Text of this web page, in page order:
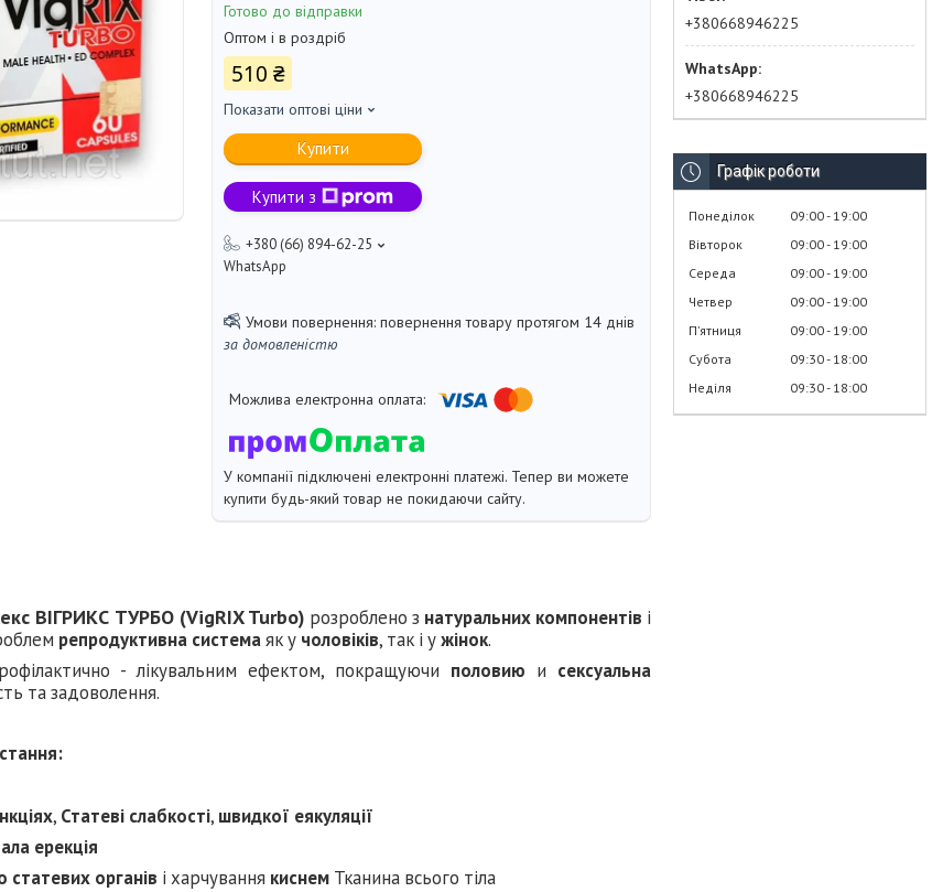
Готово до відправки
Оптом і в роздріб
510 ₴
Показати оптові ціни
Купити
Купити з
+380 (66) 894-62-25
WhatsApp
повернення товару протягом 14 днів
за домовленістю
У компанії підключені електронні платежі. Тепер ви можете
купити будь-який товар не покидаючи сайту.
ВІГРИКС ТУРБО (VigRIX Turbo) розроблено з натуральних компонентів і
репродуктивна системаяк у чоловіків, так і ужінок.
- лікувальним ефектом, покращуючи половию и сексуальна
та задоволення.
, Статеві слабкості, швидкої еякуляції
ерекція
статевих органів і харчування киснем Тканина всього тіла
+380668946225
+380668946225
Графік роботи
Понеділок 09:00 19:00
Вівторок
09:00 19:00
Середа
09:00 19:00
Четвер
09:00 19:00
Пʼятниця
09:00 19:00
Субота
09:30 18:00
Неділя
09:30 18:00